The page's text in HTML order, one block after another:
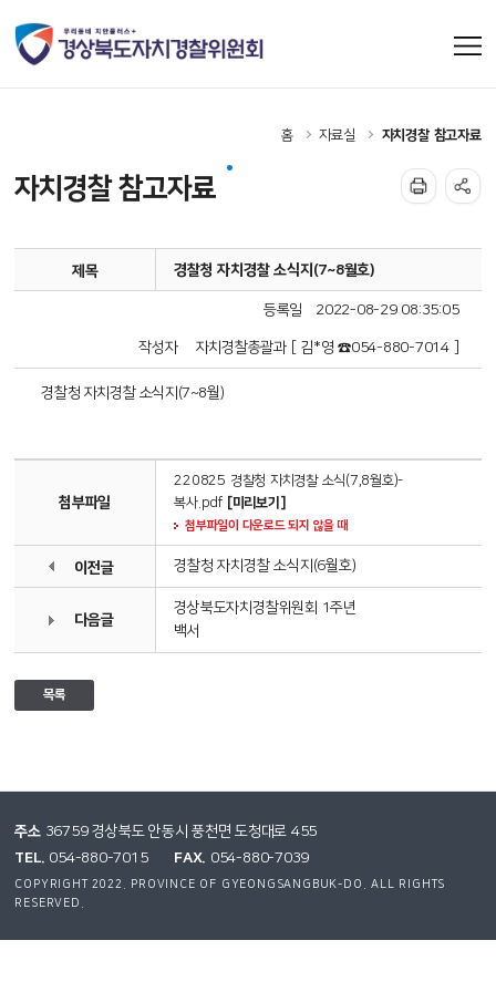
홈 자료실 자치경찰 참고자료
자치경찰 참고자료
제목 경찰청 자치경찰 소식지(7~8월호)
등록일 2022-08-29 08:35:05
작성자 자치경찰총괄과 [ 김*영 ☎054-880-7014 ]
경찰청 자치경찰 소식지(7~8월)
첨부파일
220825 경찰청 자치경찰 소식(7,8월호)-
복사.pdf [미리보기]
첨부파일이 다운로드 되지 않을 때
이전글 경찰청 자치경찰 소식지(6월호)
다음글
경상북도자치경찰위원회 1주년
백서
목록
주소 36759 경상북도 안동시 풍천면 도청대로 455
TEL. 054-880-7015 FAX. 054-880-7039
COPYRIGHT 2022. PROVINCE OF GYEONGSANGBUK-DO. ALL RIGHTS
RESERVED.